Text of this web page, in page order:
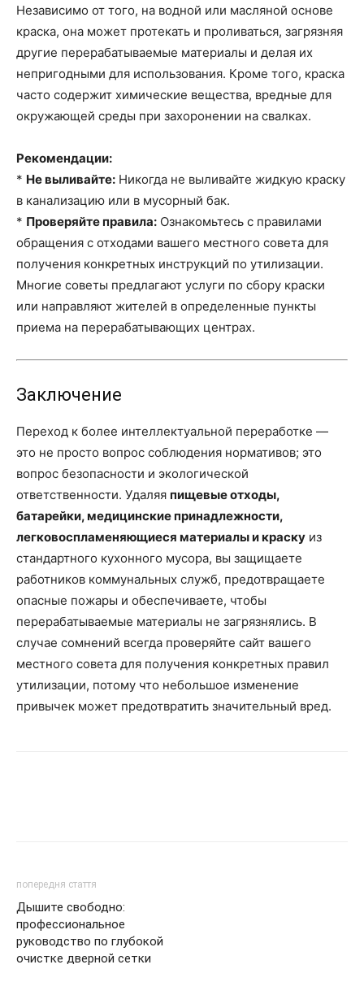
Независимо от того, на водной или масляной основе
краска, она может протекать и проливаться, загрязняя
другие перерабатываемые материалы и делая их
непригодными для использования. Кроме того, краска
часто содержит химические вещества, вредные для
окружающей среды при захоронении на свалках.
Рекомендации:
* Не выливайте: Никогда не выливайте жидкую краску
в канализацию или в мусорный бак.
* Проверяйте правила: Ознакомьтесь с правилами
обращения с отходами вашего местного совета для
получения конкретных инструкций по утилизации.
Многие советы предлагают услуги по сбору краски
или направляют жителей в определенные пункты
приема на перерабатывающих центрах.
Заключение
Переход к более интеллектуальной переработке —
это не просто вопрос соблюдения нормативов; это
вопрос безопасности и экологической
ответственности. Удаляя пищевые отходы,
батарейки, медицинские принадлежности,
легковоспламеняющиеся материалы и краску из
стандартного кухонного мусора, вы защищаете
работников коммунальных служб, предотвращаете
опасные пожары и обеспечиваете, чтобы
перерабатываемые материалы не загрязнялись. В
случае сомнений всегда проверяйте сайт вашего
местного совета для получения конкретных правил
утилизации, потому что небольшое изменение
привычек может предотвратить значительный вред.
попередня стаття
Дышите свободно:
профессиональное
руководство по глубокой
очистке дверной сетки